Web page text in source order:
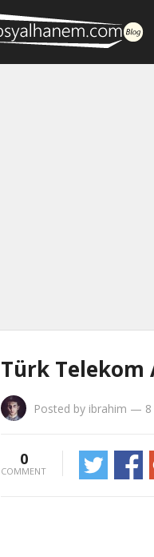
Türk Telekom
Posted by ibrahim —
0
COMMENT